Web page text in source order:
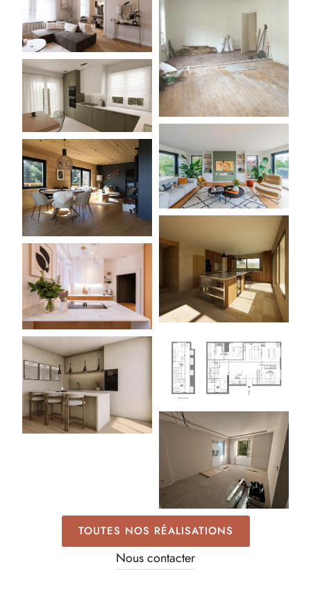
TOUTES NOS RÉALISATIONS
Nous contacter